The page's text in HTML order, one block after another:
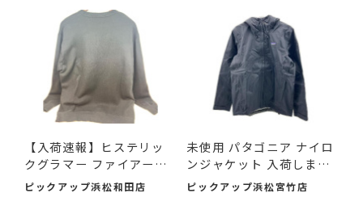
【入荷速報】ヒステリッ
クグラマー ファイアーベ
ア...
ピックアップ浜松和田店
未使用 パタゴニア ナイロ
ンジャケット 入荷しまし
た♪
ピックアップ浜松宮竹店